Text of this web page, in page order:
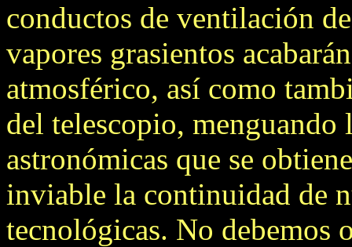
conductos de ventilación
vapores grasientos
atmosférico, así como
del telescopio, menguando
astronómicas que se
inviable la continuidad de
tecnológicas. No debemos